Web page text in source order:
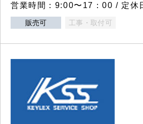
営業時間：9:00〜17：00 / 定休
販売可 工事・取付可